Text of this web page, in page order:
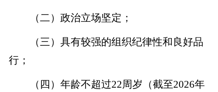
（二）政治立场坚定；
（三）具有较强的组织纪律性和良好品
行；
（四）年龄不超过22周岁（截至2026年